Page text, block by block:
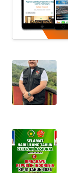
KHAS
SERBA-
SERBI
OPINI
Informasi
BERITA
KONTAK
KAMI